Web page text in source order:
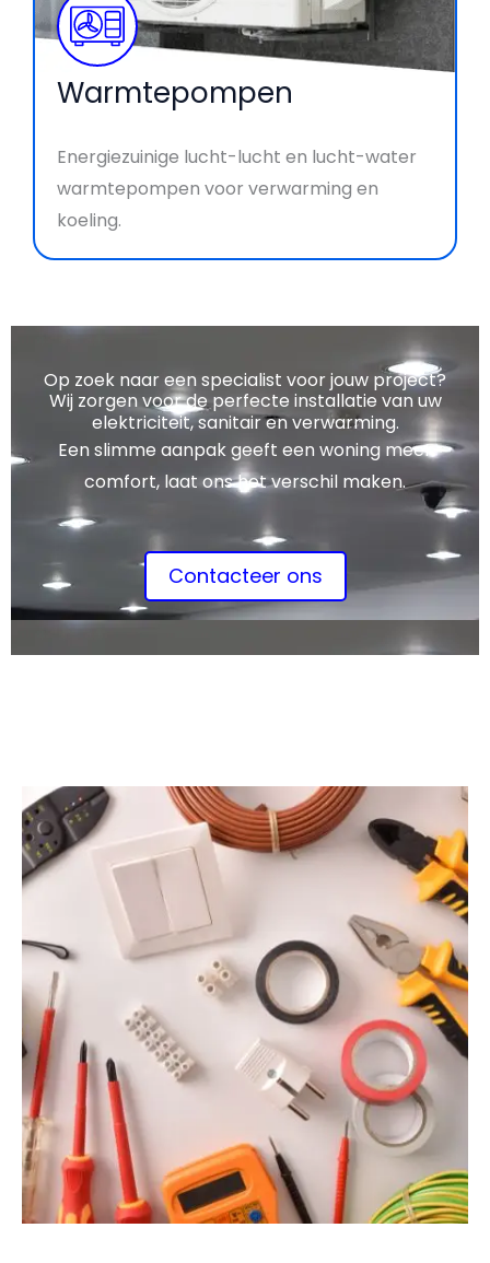
Warmtepompen
Energiezuinige lucht-lucht en lucht-water
warmtepompen voor verwarming en
koeling.
Op zoek naar een specialist voor jouw project?
Wij zorgen voor de perfecte installatie van uw
elektriciteit, sanitair en verwarming.
Een slimme aanpak geeft een woning meer
comfort, laat ons het verschil maken.
Contacteer ons